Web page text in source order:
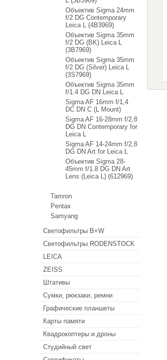
Объектив Sigma 24mm
f/2 DG Contemporary
Leica L (4B3969)
Объектив Sigma 35mm
f/2 DG (BK) Leica L
(3B7969)
Объектив Sigma 35mm
f/2 DG (Silver) Leica L
(3S7969)
Объектив Sigma 35mm
f/1.4 DG DN Leica L
Sigma AF 16mm f/1,4
DC DN C (L Mount)
Sigma AF 16-28mm f/2,8
DG DN Contemporary for
Leica L
Sigma AF 14-24mm f/2,8
DG DN Art for Leica L
Объектив Sigma 28-
45mm f/1.8 DG DN Art
Lens (Leica L) (612969)
Tamron
Pentax
Samyang
Светофильтры B+W
Светофильтры RODENSTOCK
LEICA
ZEISS
Штативы
Сумки, рюкзаки, ремни
Графические планшеты
Карты памяти
Квадрокоптеры и дроны
Студийный свет